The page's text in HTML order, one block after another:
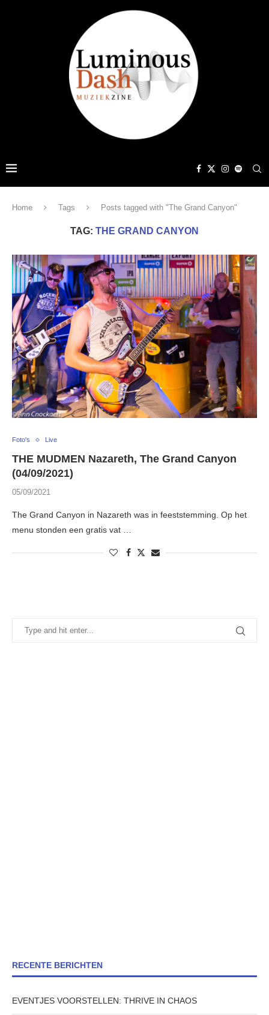
Home Tags Posts tagged with "The Grand Canyon"
TAG: THE GRAND CANYON
Foto's Live
THE MUDMEN Nazareth, The Grand Canyon
(04/09/2021)
05/09/2021
The Grand Canyon in Nazareth was in feeststemming. Op het
menu stonden een gratis vat …
RECENTE BERICHTEN
EVENTJES VOORSTELLEN: THRIVE IN CHAOS